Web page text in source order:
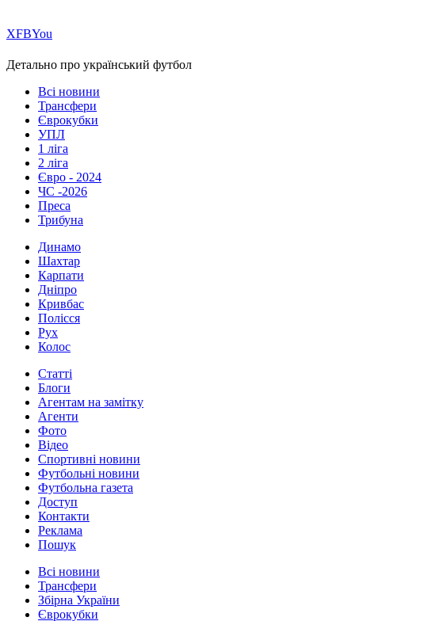
ХFBYou
Детально про український футбол
Всі новини
Трансфери
Єврокубки
УПЛ
1 ліга
2 ліга
Євро - 2024
ЧС -2026
Преса
Трибуна
Динамо
Шахтар
Карпати
Дніпро
Кривбас
Полісся
Рух
Колос
Статті
Блоги
Агентам на замітку
Агенти
Фото
Відео
Спортивні новини
Футбольні новини
Футбольна газета
Доступ
Контакти
Реклама
Пошук
Всі новини
Трансфери
Збірна України
Єврокубки